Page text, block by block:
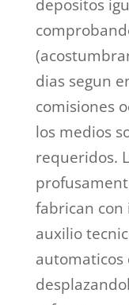
depositos
dias segun
comisiones
los medios
requeridos.
fabrican con
auxilio